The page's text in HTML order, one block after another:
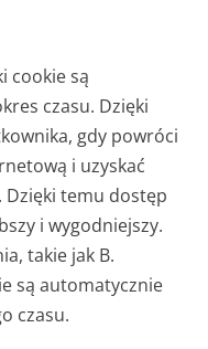
cookie są
czasu. Dzięki
gdy powróci
i uzyskać
temu dostęp
i wygodniejszy.
takie jak B.
są automatycznie
czasu.